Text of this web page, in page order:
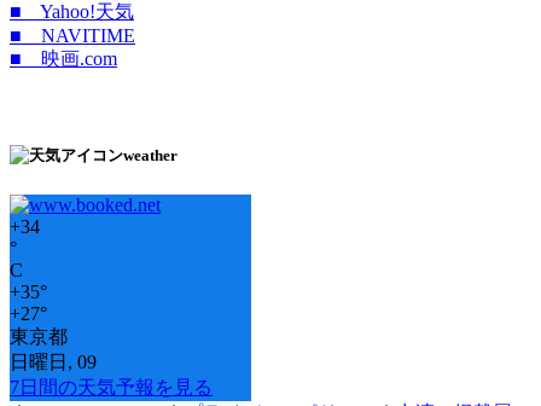
■ Yahoo!天気
■ NAVITIME
■ 映画.com
weather
+34
°
C
+35°
+27°
東京都
日曜日, 09
7日間の天気予報を見る